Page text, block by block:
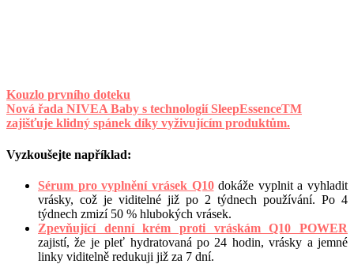
Kouzlo prvního doteku
Nová řada NIVEA Baby s technologií SleepEssenceTM
zajišťuje klidný spánek díky vyživujícím produktům.
Vyzkoušejte například:
Sérum pro vyplnění vrásek Q10dokáže vyplnit a vyhladit
vrásky, což je viditelné již po 2 týdnech používání. Po 4
týdnech zmizí 50 % hlubokých vrásek.
Zpevňující denní krém proti vráskám Q10 POWER
zajistí, že je pleť hydratovaná po 24 hodin, vrásky a jemné
linky viditelně redukuji již za 7 dní.